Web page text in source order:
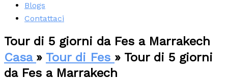
Blogs
Contattaci
Tour di 5 giorni da Fes a Marrakech
Casa » Tour di Fes » Tour di 5 giorni
da Fes a Marrakech